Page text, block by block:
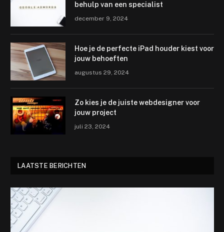
behulp van een specialist
december 9, 2024
Hoe je de perfecte iPad houder kiest voor
jouw behoeften
augustus 29, 2024
Zo kies je de juiste webdesigner voor
jouw project
juli 23, 2024
LAATSTE BERICHTEN